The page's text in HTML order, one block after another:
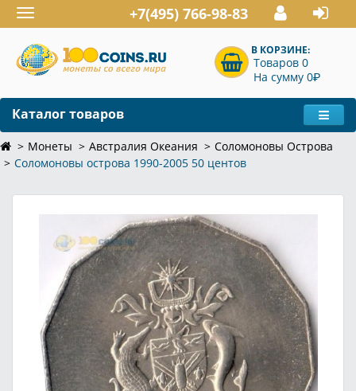
Toggle
navigation
+7(495) 766-98-83
В КОРЗИНЕ:
Товаров 0
На сумму 0P
Каталог товаров
Монеты Австралия Океания
Соломоновы Острова
Соломоновы острова 1990-2005 50 центов